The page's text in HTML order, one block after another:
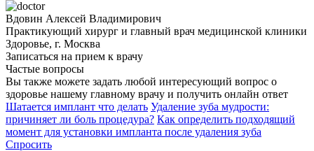
Вдовин Алексей Владимирович
Практикующий хирург и главный врач медицинской клиники
Здоровье, г. Москва
Записаться на прием к врачу
Частые вопросы
Вы также можете задать любой интересующий вопрос о
здоровье нашему главному врачу и получить онлайн ответ
Шатается имплант что делать Удаление зуба мудрости:
причиняет ли боль процедура? Как определить подходящий
момент для установки импланта после удаления зуба
Спросить